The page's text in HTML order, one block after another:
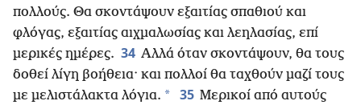
πολλούς. Θα σκοντάψουν εξαιτίας σπαθιού και
φλόγας, εξαιτίας αιχμαλωσίας και λεηλασίας, επί
μερικές ημέρες. 34 Αλλά όταν σκοντάψουν, θα τους
δοθεί λίγη βοήθεια· και πολλοί θα ταχθούν μαζί τους
με μελιστάλακτα λόγια. * 35 Μερικοί από αυτούς